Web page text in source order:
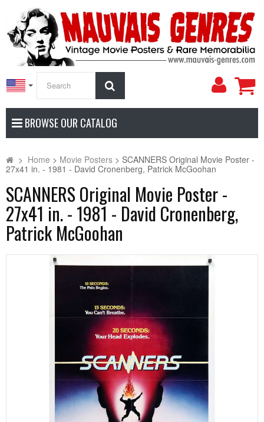
My
BROWSE OUR CATALOG
> Home > Movie Posters > SCANNERS Original Movie Poster -
27x41 in. - 1981 - David Cronenberg, Patrick McGoohan
SCANNERS Original Movie Poster -
27x41 in. - 1981 - David Cronenberg,
Patrick McGoohan